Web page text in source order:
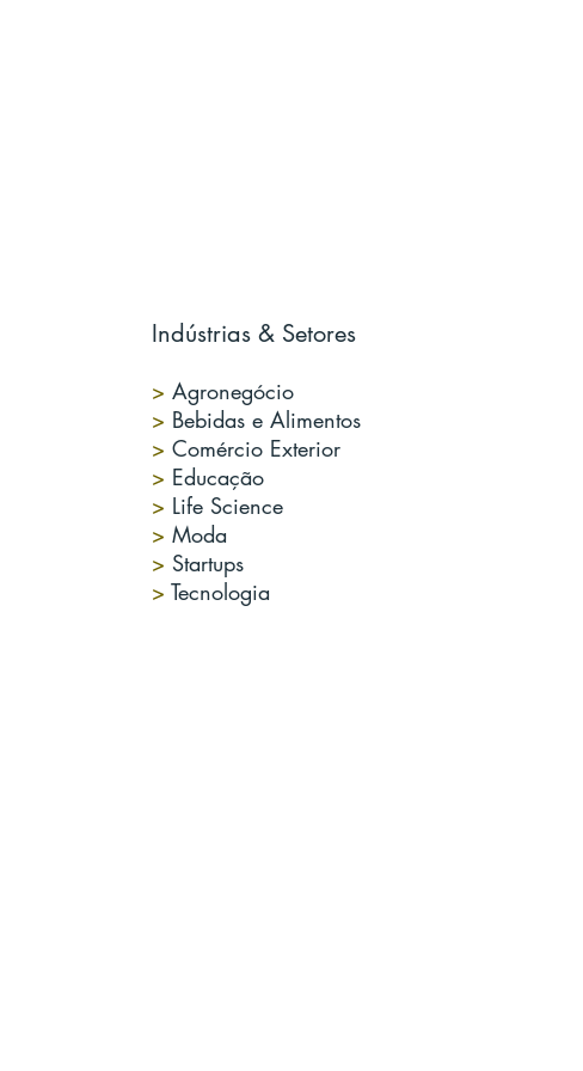
Indústrias & Setores
> Agronegócio
> Bebidas e Alimentos
> Comércio Exterior
> Educação
> Life Science
> Moda
> Startups
>Tecnologia